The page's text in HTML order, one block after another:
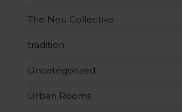
The Neu Collective
tradition
Uncategorized
Urban Rooms